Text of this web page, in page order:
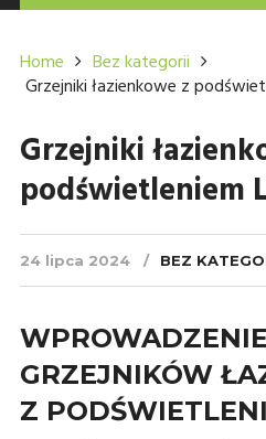
Home
Bez kategorii
Grzejniki łazienkowe z
Grzejniki
podświetleniem
24 lipca 2024 BEZ
GRZEJNIKÓW
Z